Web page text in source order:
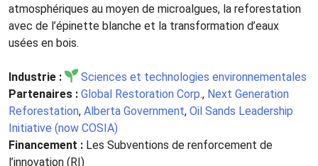
atmosphériques au moyen de microalgues, la reforestation
avec de l’épinette blanche et la transformation d’eaux
usées en bois.
Industrie :
Sciences et technologies environnementales
Partenaires : Global Restoration Corp., Next Generation
Reforestation, Alberta Government, Oil Sands Leadership
Initiative (now COSIA)
Financement : Les Subventions de renforcement de
l’innovation (RI)